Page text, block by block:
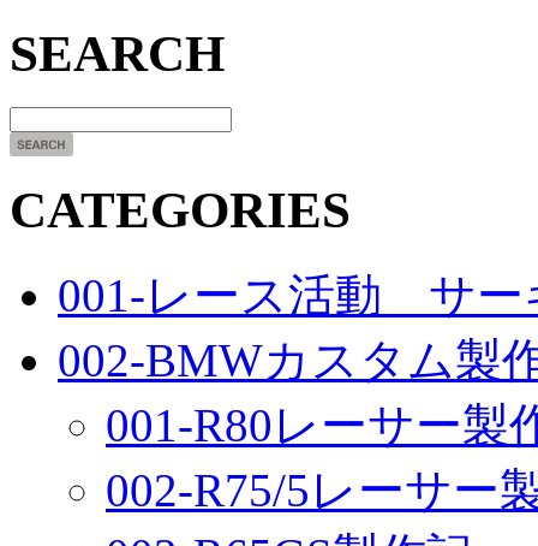
SEARCH
CATEGORIES
001-レース活動 サー
002-BMWカスタム製
001-R80レーサー製
002-R75/5レーサー